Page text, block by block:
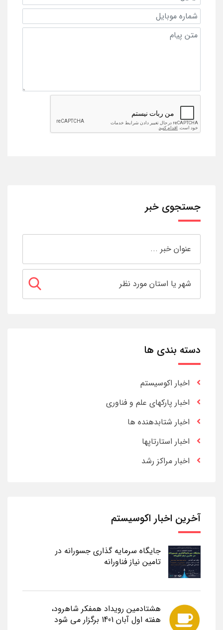
جستجوی خبر
دسته بندی ها
اخبار اکوسیستم
اخبار پارکهای علم و فناوری
اخبار شتابدهنده ها
اخبار استارتاپها
اخبار مراکز رشد
آخرین اخبار اکوسیستم
جایگاه سرمایه گذاری جسورانه در
تامین نیاز فناورانه
هشتادمین رویداد همفکر شاهرود،
هفته اول آبان 1401 برگزار می شود